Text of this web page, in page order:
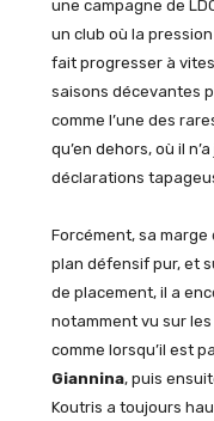
une campagne de
un club où la
fait progresser à
saisons décevantes
comme l’une des
qu’en dehors, où il
déclarations
Forcément, sa
plan défensif pur, et
de placement, il a
notamment vu sur
comme lorsqu’il est
Giannina, puis
Koutris a toujours